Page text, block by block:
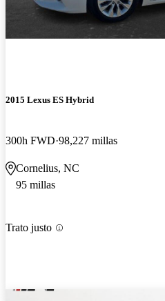
2015 Lexus ES Hybrid
300h FWD 98,227 millas
Cornelius, NC
95 millas
Trato justo